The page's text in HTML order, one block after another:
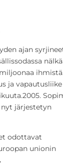
ajan
ja vapautusliike
nyt järjestetyn
odottavat
unionin